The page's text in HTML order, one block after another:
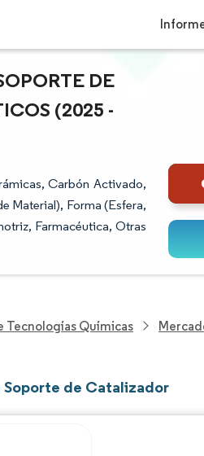
DE
(2025 -
Carbón Activado,
Material), Forma (Esfera,
Farmacéutica, Otras
Tecnologías Químicas
Soporte de Catalizador